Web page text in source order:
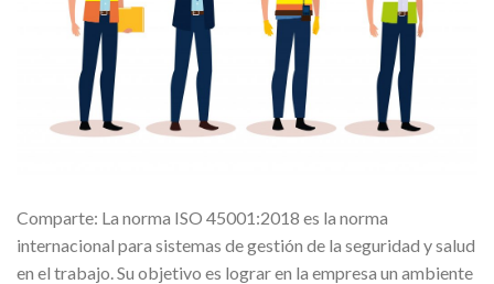
Comparte: La norma ISO 45001:2018 es la norma
internacional para sistemas de gestión de la seguridad y salud
en el trabajo. Su objetivo es lograr en la empresa un ambiente